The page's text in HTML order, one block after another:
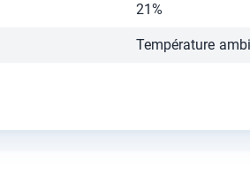
21%
Température